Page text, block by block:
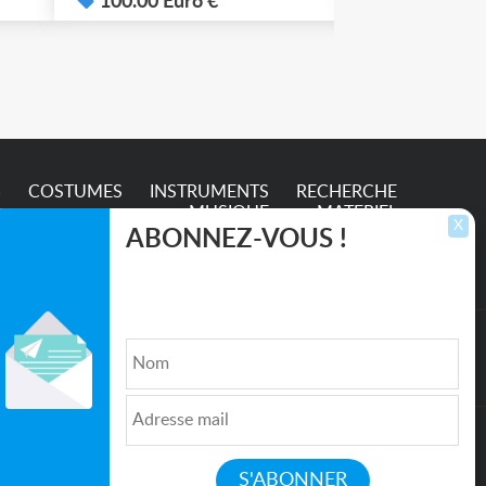
COSTUMES
INSTRUMENTS
MUSIQUE
RECHERCHE
MATERIEL
et de l'Entertainment
Qui sommes nous ?| Médias| Newsletter| CGU|
Politique de confidentialité
Partenaires
X
ABONNEZ-VOUS !